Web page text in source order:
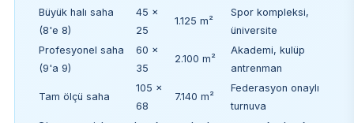
Büyük halı saha
(8'e 8)
45 ×
25
1.125 m²
Spor kompleksi,
üniversite
Profesyonel saha
(9'a 9)
60 ×
35
2.100 m²
Akademi, kulüp
antrenman
Tam ölçü saha
105 ×
68
7.140 m²
Federasyon onaylı
turnuva